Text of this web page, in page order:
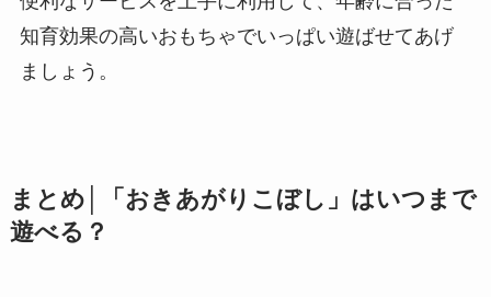
知育効果の高いおもちゃでいっぱい遊ばせてあげ
ましょう。
まとめ│「おきあがりこぼし」はいつまで
遊べる？